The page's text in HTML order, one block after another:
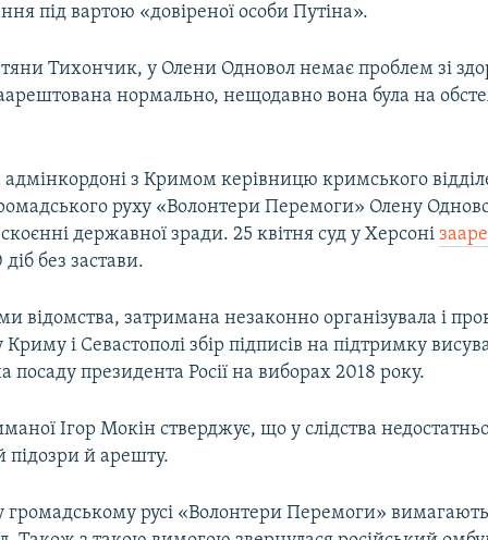
під вартою «довіреної особи Путіна».
Тихончик, у Олени Одновол немає проблем зі
нормально, нещодавно вона була на
з Кримом керівницю кримського
руху «Волонтери Перемоги» Олену
державної зради. 25 квітня суд у Херсоні
без застави.
відомства, затримана незаконно організувала і
і Севастополі збір підписів на підтримку
посаду президента Росії на виборах 2018 року.
Ігор Мокін стверджує, що у слідства
підозри й арешту.
громадському русі «Волонтери Перемоги»